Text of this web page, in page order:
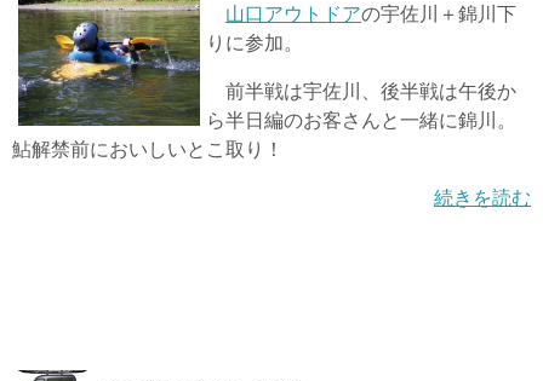
山口アウトドアの宇佐川＋錦川下
りに参加。
前半戦は宇佐川、後半戦は午後か
ら半日編のお客さんと一緒に錦川。
鮎解禁前においしいとこ取り！
続きを読む